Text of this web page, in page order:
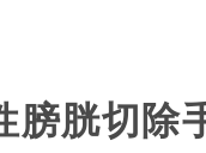
膀胱切除